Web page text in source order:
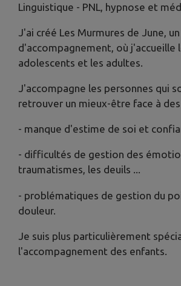
Linguistique - PNL, hypnose et
J'ai créé Les Murmures de June,
d'accompagnement, où j'accueille
adolescents et les adultes.
J'accompagne les personnes qui
retrouver un mieux-être face à
- manque d'estime de soi et
- difficultés de gestion des
traumatismes, les deuils ...
- problématiques de gestion du
douleur.
Je suis plus particulièrement
l'accompagnement des enfants.